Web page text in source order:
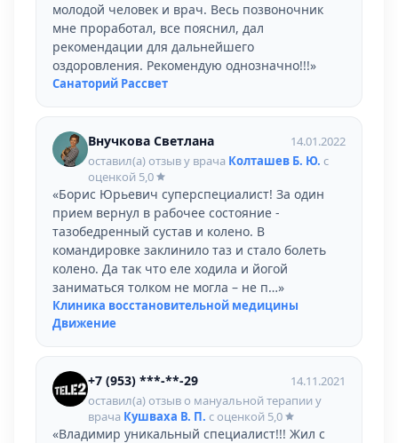
молодой человек и врач. Весь позвоночник
мне проработал, все пояснил, дал
рекомендации для дальнейшего
оздоровления. Рекомендую однозначно!!!»
Санаторий Рассвет
Внучкова Светлана
14.01.2022
оставил(а) отзыв у врача Колташев Б. Ю. с
оценкой 5,0
«Борис Юрьевич суперспециалист! За один
прием вернул в рабочее состояние -
тазобедренный сустав и колено. В
командировке заклинило таз и стало болеть
колено. Да так что еле ходила и йогой
заниматься толком не могла – не п…»
Клиника восстановительной медицины
Движение
+7 (953) ***-**-29
14.11.2021
оставил(а) отзыв о мануальной терапии у
врача Кушваха В. П. с оценкой 5,0
«Владимир уникальный специалист!!! Жил с